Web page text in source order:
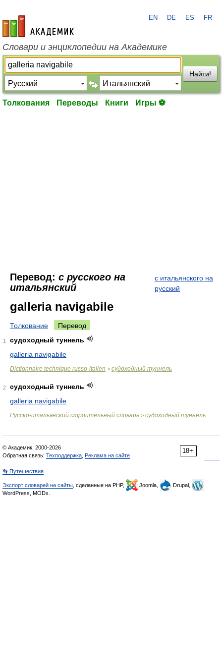
academic.ru
EN DE ES FR
Словари и энциклопедии на Академике
Найти!
Толкования Переводы Книги Игры ⚽
Перевод: с русского на
итальянский
с итальянского на
русский
galleria navigabile
Толкование Перевод
1
судоходный туннель
galleria navigabile
Dictionnaire technique russo-italien > судоходный туннель
2
судоходный туннель
galleria navigabile
Русско-итальянский строительный словарь > судоходный туннель
18+
© Академик, 2000-2026
Обратная связь: Техподдержка Реклама на сайте
👣 Путешествия
Экспорт словарей на сайты , сделанные на PHP, Joomla,
Drupal,
WordPress, MODx.